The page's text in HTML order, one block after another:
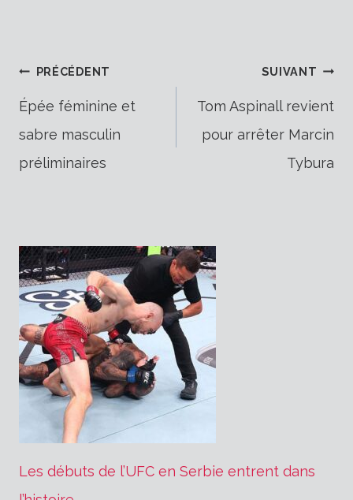
Navigation
de
l’article
PRÉCÉDENT
Épée féminine et
sabre masculin
préliminaires
SUIVANT
Tom Aspinall revient
pour arrêter Marcin
Tybura
Les débuts de l’UFC en Serbie entrent dans